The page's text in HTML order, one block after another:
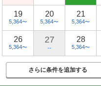
19
5,364〜
20
5,364〜
21
5,364〜
26
5,364〜
27
--
28
5,364〜
さらに条件を追加する